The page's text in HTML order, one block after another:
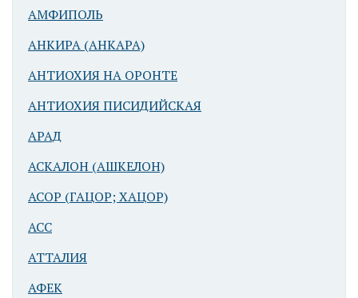
Галилейское
море
море
(Киннерет)
АМФИПОЛЬ
АНКИРА (АНКАРА)
АНТИОХИЯ НА ОРОНТЕ
АНТИОХИЯ ПИСИДИЙСКАЯ
АРАД
АСКАЛОН (АШКЕЛОН)
АСОР (ГАЦОР; ХАЦОР)
АСС
АТТАЛИЯ
АФЕК